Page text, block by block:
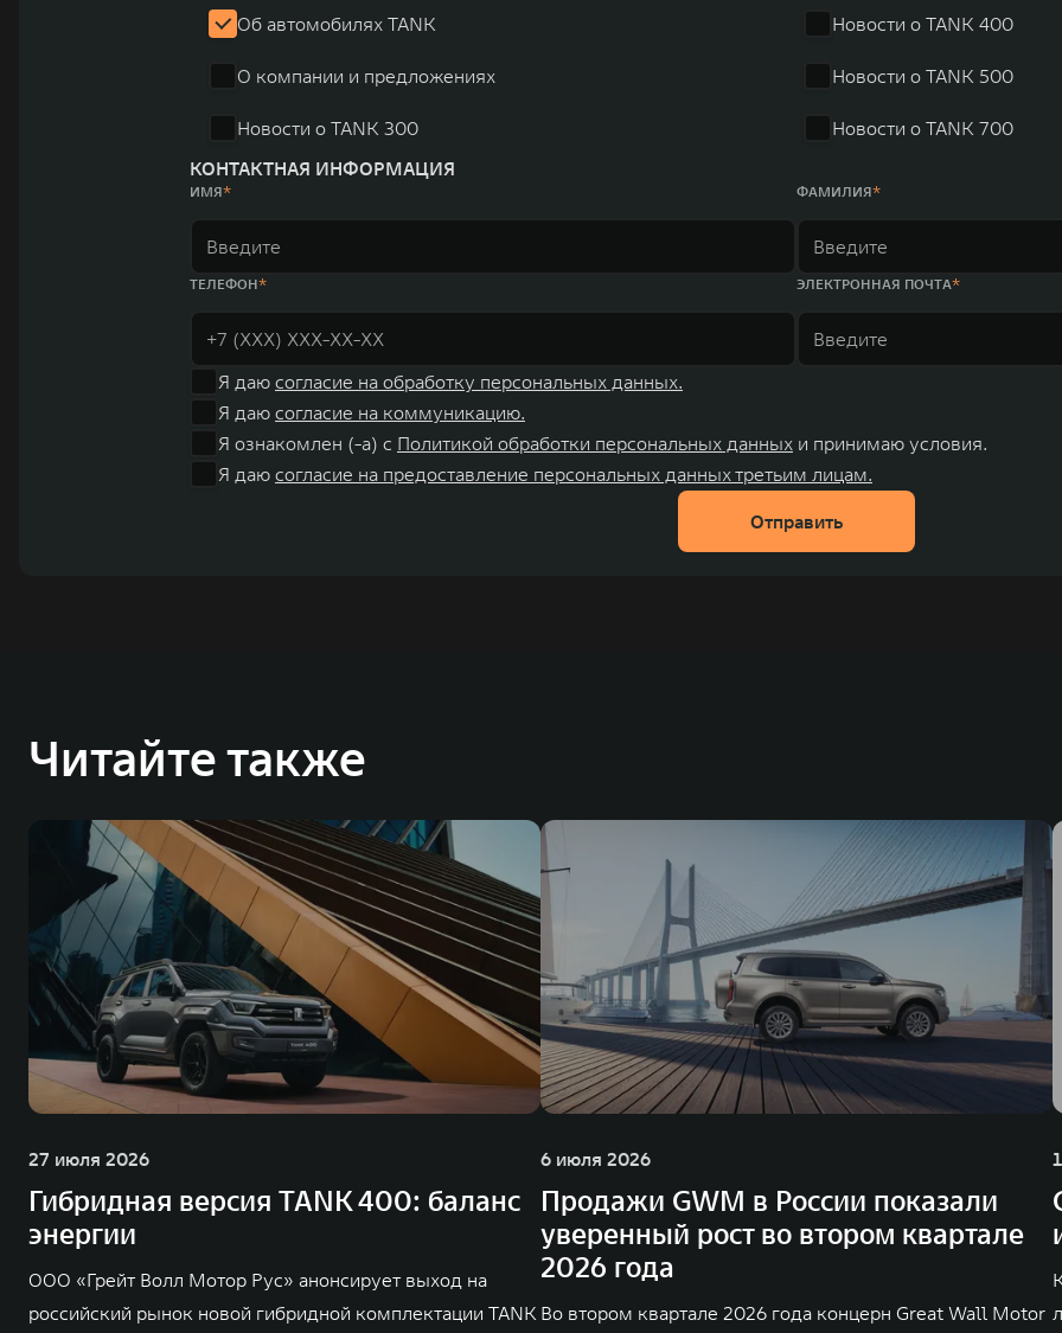
Об автомобилях TANK
О компании и предложениях
Новости о TANK 300
Новости о TANK 400
Новости о TANK 500
Новости о TANK 700
КОНТАКТНАЯ ИНФОРМАЦИЯ
ИМЯ ФАМИЛИЯ
ТЕЛЕФОН ЭЛЕКТРОННАЯ ПОЧТА
Я даю согласие на обработку персональных данных.
Я даю согласие на коммуникацию.
Я ознакомлен (-а) с Политикой обработки персональных данных и принимаю условия.
Я даю согласие на предоставление персональных данных третьим лицам.
Отправить
Читайте также
27 июля 2026
Гибридная версия TANK 400: баланс
энергии
ООО «Грейт Волл Мотор Рус» анонсирует выход на
российский рынок новой гибридной комплектации TANK
6 июля 2026
Продажи GWM в России показали
уверенный рост во втором квартале
2026 года
Во втором квартале 2026 года концерн Great Wall Motor